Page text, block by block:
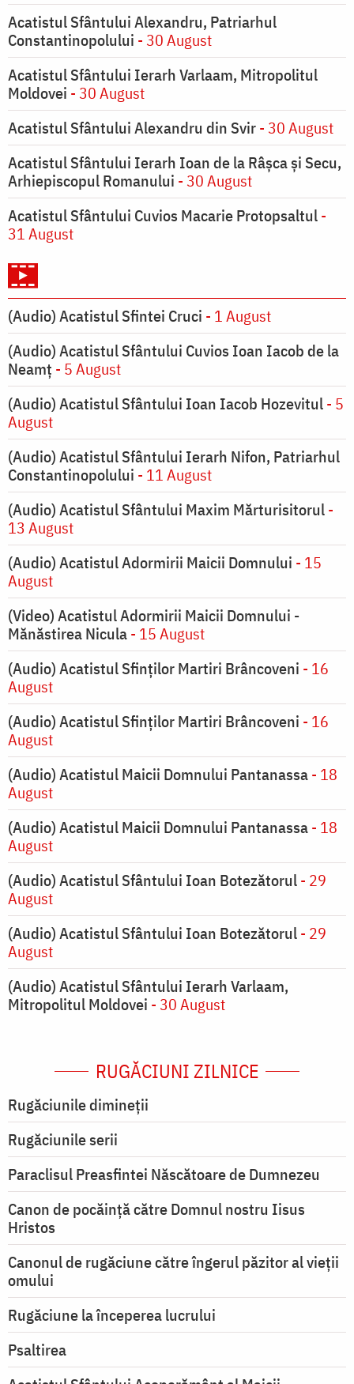
Acatistul Sfântului Alexandru, Patriarhul
Constantinopolului - 30 August
Acatistul Sfântului Ierarh Varlaam, Mitropolitul
Moldovei - 30 August
Acatistul Sfântului Alexandru din Svir- 30 August
Acatistul Sfântului Ierarh Ioan de la Râşca şi Secu,
Arhiepiscopul Romanului - 30 August
Acatistul Sfântului Cuvios Macarie Protopsaltul-
31 August
(Audio) Acatistul Sfintei Cruci - 1 August
(Audio) Acatistul Sfântului Cuvios Ioan Iacob de la
Neamț - 5 August
(Audio) Acatistul Sfântului Ioan Iacob Hozevitul- 5
August
(Audio) Acatistul Sfântului Ierarh Nifon, Patriarhul
Constantinopolului - 11 August
(Audio) Acatistul Sfântului Maxim Mărturisitorul-
13 August
(Audio) Acatistul Adormirii Maicii Domnului - 15
August
(Video) Acatistul Adormirii Maicii Domnului -
Mănăstirea Nicula- 15 August
(Audio) Acatistul Sfinților Martiri Brâncoveni - 16
August
(Audio) Acatistul Sfinților Martiri Brâncoveni - 16
August
(Audio) Acatistul Maicii Domnului Pantanassa- 18
August
(Audio) Acatistul Maicii Domnului Pantanassa- 18
August
(Audio) Acatistul Sfântului Ioan Botezătorul- 29
August
(Audio) Acatistul Sfântului Ioan Botezătorul- 29
August
(Audio) Acatistul Sfântului Ierarh Varlaam,
Mitropolitul Moldovei - 30 August
RUGĂCIUNI ZILNICE
Rugăciunile dimineții
Rugăciunile serii
Paraclisul Preasfintei Născătoare de Dumnezeu
Canon de pocăință către Domnul nostru Iisus
Hristos
Canonul de rugăciune către îngerul păzitor al vieții
omului
Rugăciune la începerea lucrului
Psaltirea